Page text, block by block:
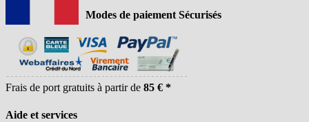
Modes de paiement Sécurisés
Frais de port gratuits à partir de 85 € *
Aide et services